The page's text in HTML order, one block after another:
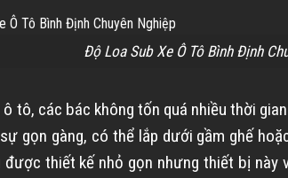
Độ Loa Sub Xe Ô Tô Bình Định
tô, các bác không tốn quá nhiều thời
gọn gàng, có thể lắp dưới gầm ghế
được thiết kế nhỏ gọn nhưng thiết bị này